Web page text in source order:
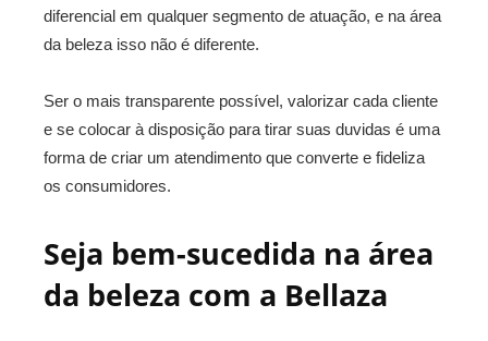
diferencial em qualquer segmento de atuação, e na área
da beleza isso não é diferente.
Ser o mais transparente possível, valorizar cada cliente
e se colocar à disposição para tirar suas duvidas é uma
forma de criar um atendimento que converte e fideliza
os consumidores.
Seja bem-sucedida na área
da beleza com a Bellaza